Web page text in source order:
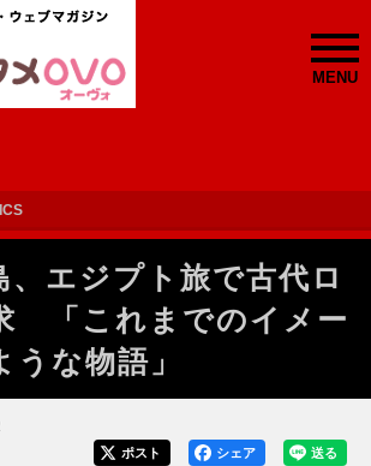
MENU
、エジプト旅で古代ロ
「これまでのイメー
うな物語」
送る
シェア
ポスト